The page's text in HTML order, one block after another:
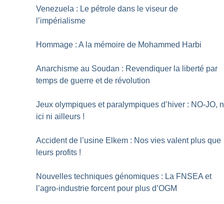
Venezuela : Le pétrole dans le viseur de
l’impérialisme
Hommage : A la mémoire de Mohammed Harbi
Anarchisme au Soudan : Revendiquer la liberté par
temps de guerre et de révolution
Jeux olympiques et paralympiques d’hiver : NO-JO,
ici ni ailleurs !
Accident de l’usine Elkem : Nos vies valent plus que
leurs profits !
Nouvelles techniques génomiques : La FNSEA et
l’agro-industrie forcent pour plus d’OGM